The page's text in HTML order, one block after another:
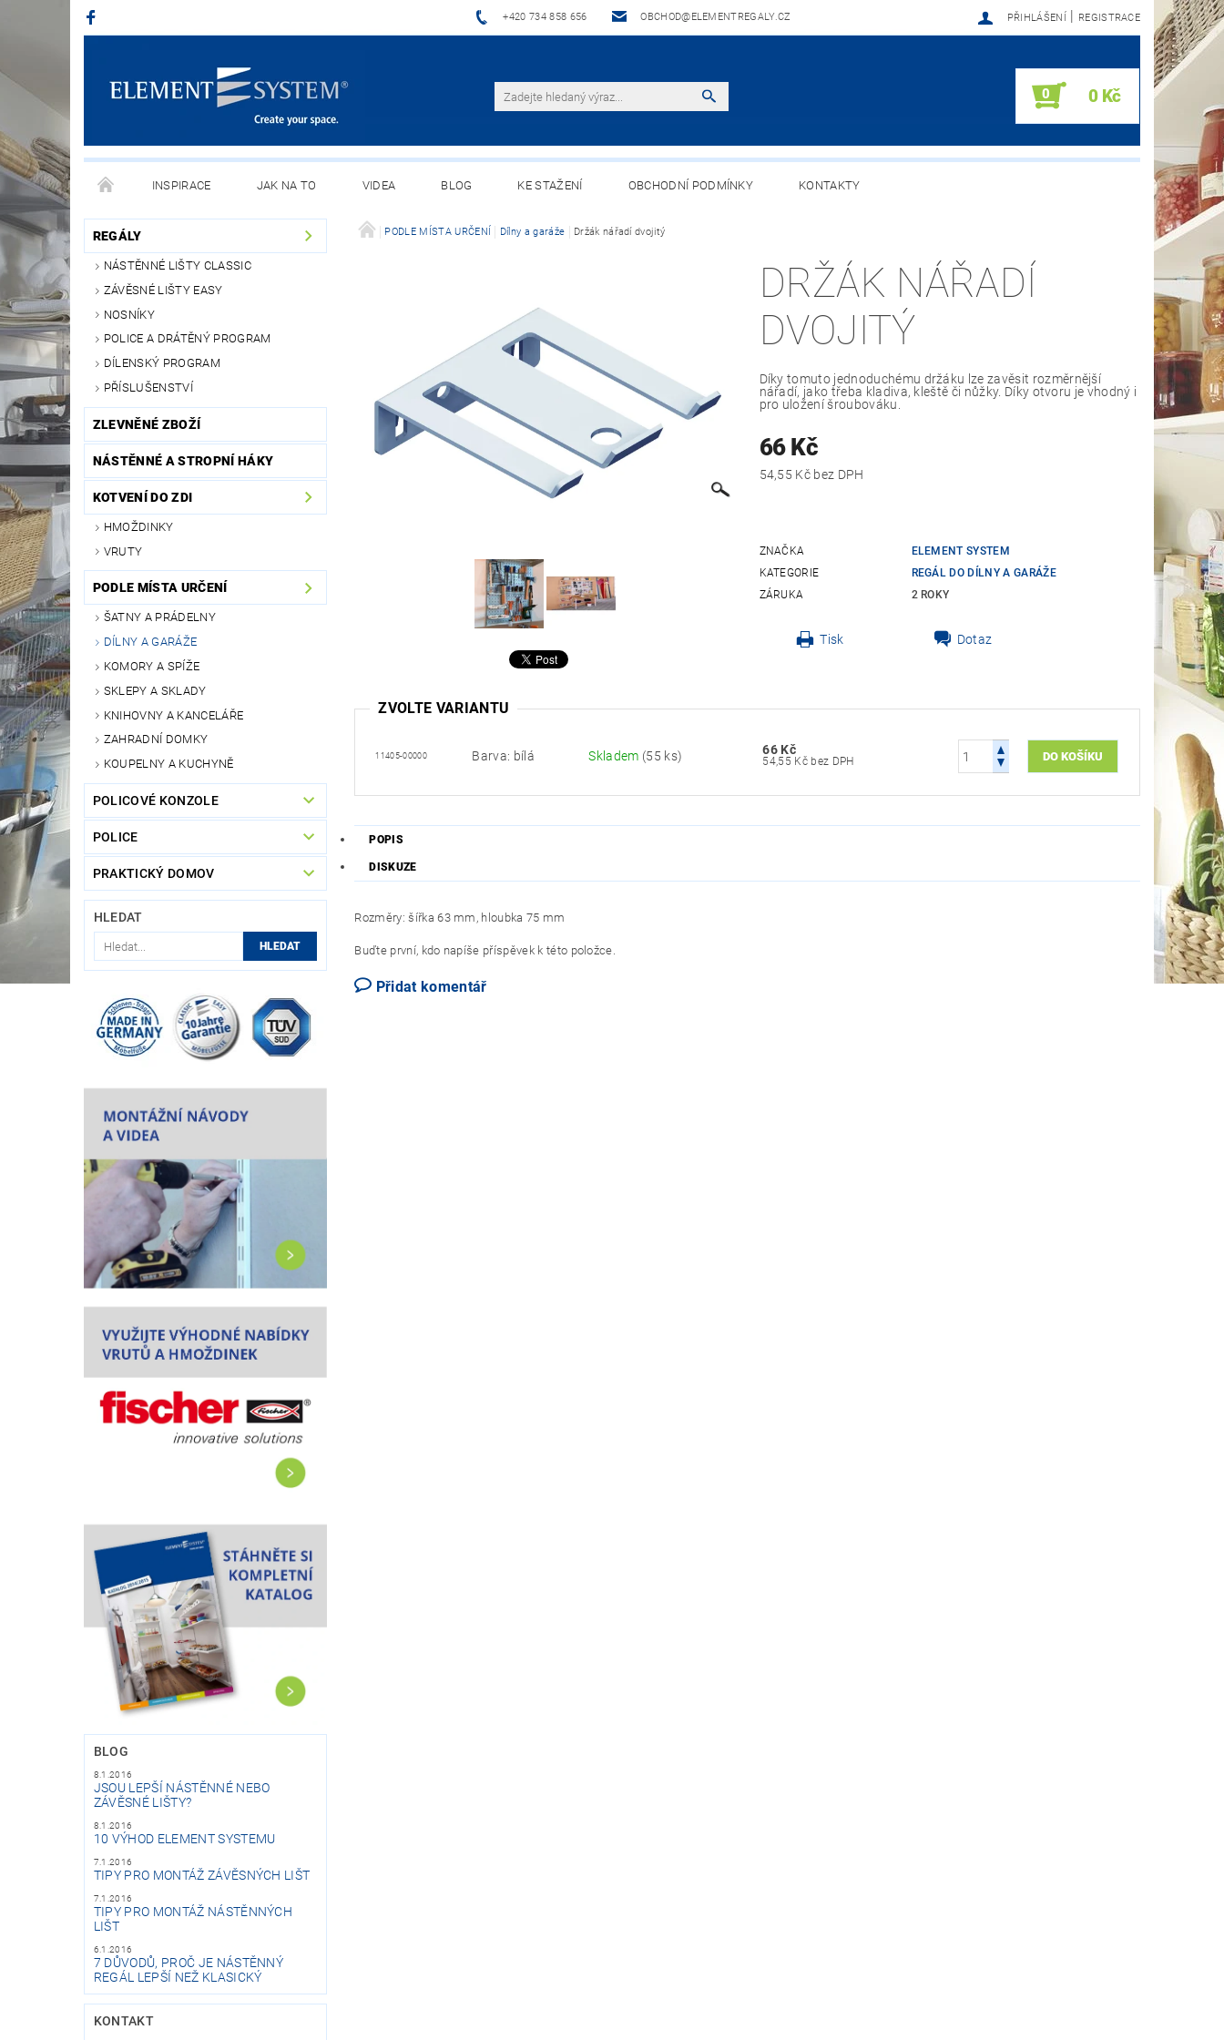
+420 734 858 656 OBCHOD@ELEMENTREGALY.CZ PŘIHLÁŠENÍ | REGISTRACE
0 0 Kč
INSPIRACE JAK NA TO VIDEA BLOG KE STAŽENÍ OBCHODNÍ PODMÍNKY KONTAKTY
REGÁLY
NÁSTĚNNÉ LIŠTY CLASSIC
ZÁVĚSNÉ LIŠTY EASY
NOSNÍKY
POLICE A DRÁTĚNÝ PROGRAM
DÍLENSKÝ PROGRAM
PŘÍSLUŠENSTVÍ
ZLEVNĚNÉ ZBOŽÍ
NÁSTĚNNÉ A STROPNÍ HÁKY
KOTVENÍ DO ZDI
HMOŽDINKY
VRUTY
PODLE MÍSTA URČENÍ
ŠATNY A PRÁDELNY
DÍLNY A GARÁŽE
KOMORY A SPÍŽE
SKLEPY A SKLADY
KNIHOVNY A KANCELÁŘE
ZAHRADNÍ DOMKY
KOUPELNY A KUCHYNĚ
POLICOVÉ KONZOLE
POLICE
PRAKTICKÝ DOMOV
HLEDAT
BLOG
8.1.2016
JSOU LEPŠÍ NÁSTĚNNÉ NEBO
ZÁVĚSNÉ LIŠTY?
8.1.2016
10 VÝHOD ELEMENT SYSTEMU
7.1.2016
TIPY PRO MONTÁŽ ZÁVĚSNÝCH LIŠT
7.1.2016
TIPY PRO MONTÁŽ NÁSTĚNNÝCH
LIŠT
6.1.2016
7 DŮVODŮ, PROČ JE NÁSTĚNNÝ
REGÁL LEPŠÍ NEŽ KLASICKÝ
KONTAKT
PODLE MÍSTA URČENÍ Dílny a garáže Držák nářadí dvojitý
DRŽÁK NÁŘADÍ
DVOJITÝ
Díky tomuto jednoduchému držáku lze zavěsit rozměrnější
nářadí, jako třeba kladiva, kleště či nůžky. Díky otvoru je vhodný i
pro uložení šroubováku.
66 Kč
54,55 Kč bez DPH
ZNAČKA
ELEMENT SYSTEM
KATEGORIE
REGÁL DO DÍLNY A GARÁŽE
ZÁRUKA
2 ROKY
Tisk Dotaz
ZVOLTE VARIANTU
11405-00000 Barva: bílá Skladem (55 ks) 66 Kč
54,55 Kč bez DPH
POPIS
DISKUZE
Rozměry: šířka 63 mm, hloubka 75 mm
Buďte první, kdo napíše příspěvek k této položce.
Přidat komentář